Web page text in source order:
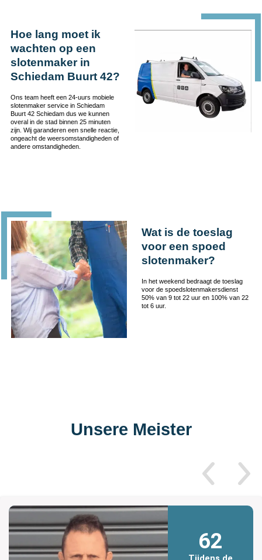
Hoe lang moet ik
wachten op een
slotenmaker in
Schiedam Buurt 42?
Ons team heeft een 24-uurs mobiele
slotenmaker service in Schiedam
Buurt 42 Schiedam dus we kunnen
overal in de stad binnen 25 minuten
zijn. Wij garanderen een snelle reactie,
ongeacht de weersomstandigheden of
andere omstandigheden.
Wat is de toeslag
voor een spoed
slotenmaker?
In het weekend bedraagt de toeslag
voor de spoedslotenmakersdienst
50% van 9 tot 22 uur en 100% van 22
tot 6 uur.
Unsere Meister
62